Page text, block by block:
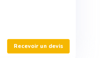
Recevoir un devis